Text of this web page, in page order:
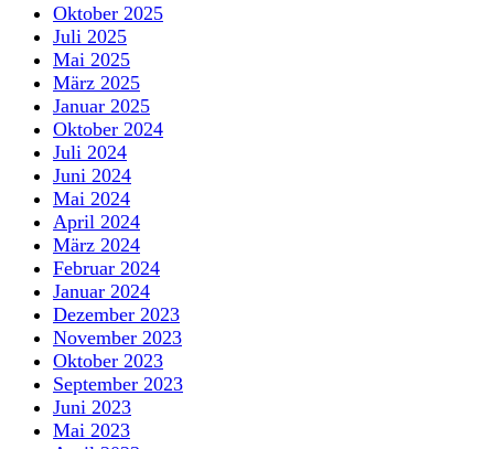
Oktober 2025
Juli 2025
Mai 2025
März 2025
Januar 2025
Oktober 2024
Juli 2024
Juni 2024
Mai 2024
April 2024
März 2024
Februar 2024
Januar 2024
Dezember 2023
November 2023
Oktober 2023
September 2023
Juni 2023
Mai 2023